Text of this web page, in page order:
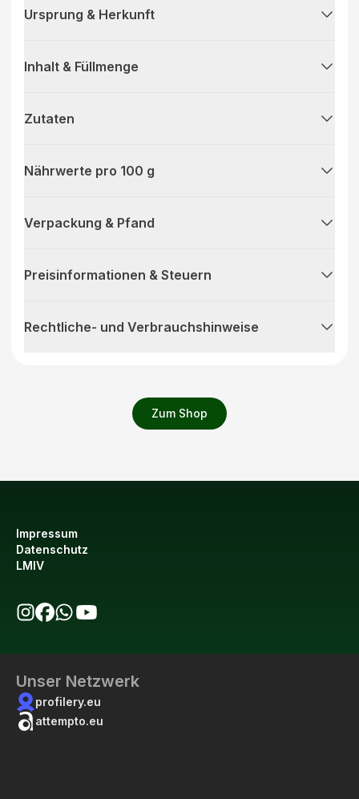
Zum Shop
Ursprung & Herkunft
Inhalt & Füllmenge
Zutaten
Nährwerte pro 100 g
Verpackung & Pfand
Preisinformationen & Steuern
Rechtliche- und Verbrauchshinweise
Impressum
Datenschutz
LMIV
Unser Netzwerk
profilery.eu
attempto.eu